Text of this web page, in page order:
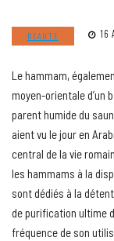
BEAUTÉ 16
Le hammam,
moyen-orientale d’un
parent humide du
aient vu le jour en
central de la vie
les hammams à la
sont dédiés à la
de purification ultime
fréquence de son